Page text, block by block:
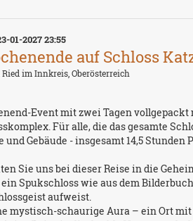
01-2027 23:55
auf Schloss
im Innkreis, Oberösterreich
Event mit zwei Tagen
Für alle, die das gesamte
und Gebäude - insgesamt 14,5 Stunden
Sie uns bei dieser Reise in die
Spukschloss wie aus dem
aufweist.
mystisch-schaurige Aura – ein Ort